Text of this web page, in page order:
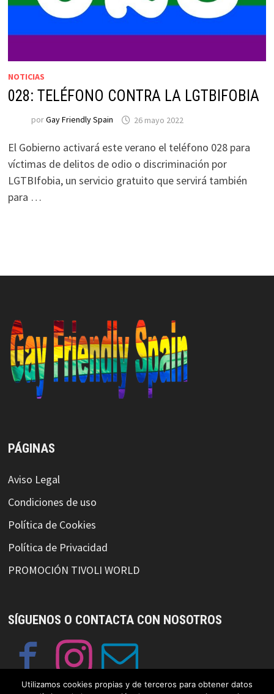
NOTICIAS
028: TELÉFONO CONTRA LA LGTBIFOBIA
porGay Friendly Spain 26 mayo 2022
El Gobierno activará este verano el teléfono 028 para
víctimas de delitos de odio o discriminación por
LGTBIfobia, un servicio gratuito que servirá también
para …
PÁGINAS
Aviso Legal
Condiciones de uso
Política de Cookies
Política de Privacidad
PROMOCIÓN TIVOLI WORLD
SÍGUENOS O CONTACTA CON NOSOTROS
Utilizamos cookies propias y de terceros para obtener datos